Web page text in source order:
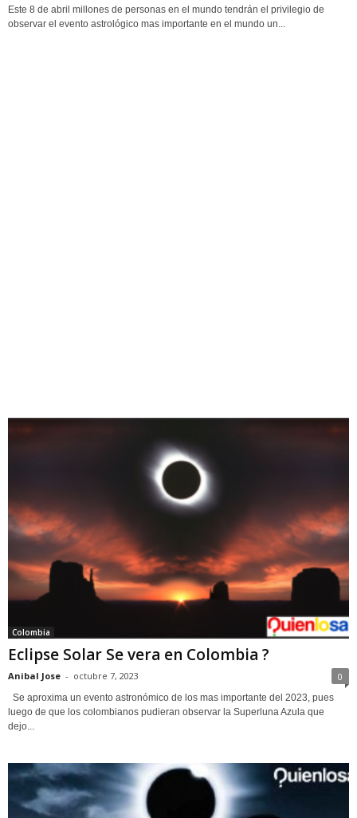
Este 8 de abril millones de personas en el mundo tendrán el privilegio de
observar el evento astrológico mas importante en el mundo un...
Colombia
Eclipse Solar Se vera en Colombia ?
Anibal Jose - octubre 7, 2023 0
Se aproxima un evento astronómico de los mas importante del 2023, pues
luego de que los colombianos pudieran observar la Superluna Azula que
dejo...